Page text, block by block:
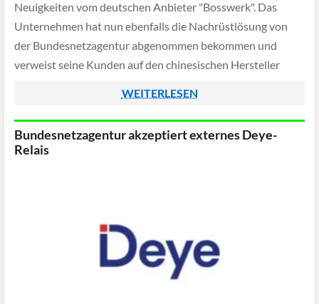
Neuigkeiten vom deutschen Anbieter "Bosswerk". Das
Unternehmen hat nun ebenfalls die Nachrüstlösung von
der Bundesnetzagentur abgenommen bekommen und
verweist seine Kunden auf den chinesischen Hersteller
WEITERLESEN
Bundesnetzagentur akzeptiert externes Deye-
Relais